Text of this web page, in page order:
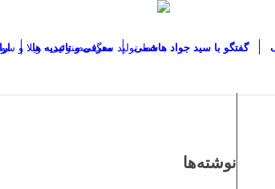
معرفی و تائیدیه ها گفتگو با سید جواد هاشمی
نوشته‌ها